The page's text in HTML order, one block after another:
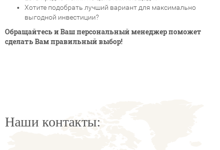
Хотите подобрать лучший вариант для максимально
выгодной инвестиции?
Обращайтесь и Ваш персональный менеджер поможет
сделать Вам правильный выбор!
Наши контакты: